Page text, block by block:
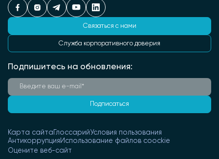
Связаться с нами
Служба корпоративного доверия
Подпишитесь на обновления:
Подписаться
Карта сайта ГлоссарийУсловия пользования
Антикоррупция Использование файлов coockie
Оцените веб-сайт